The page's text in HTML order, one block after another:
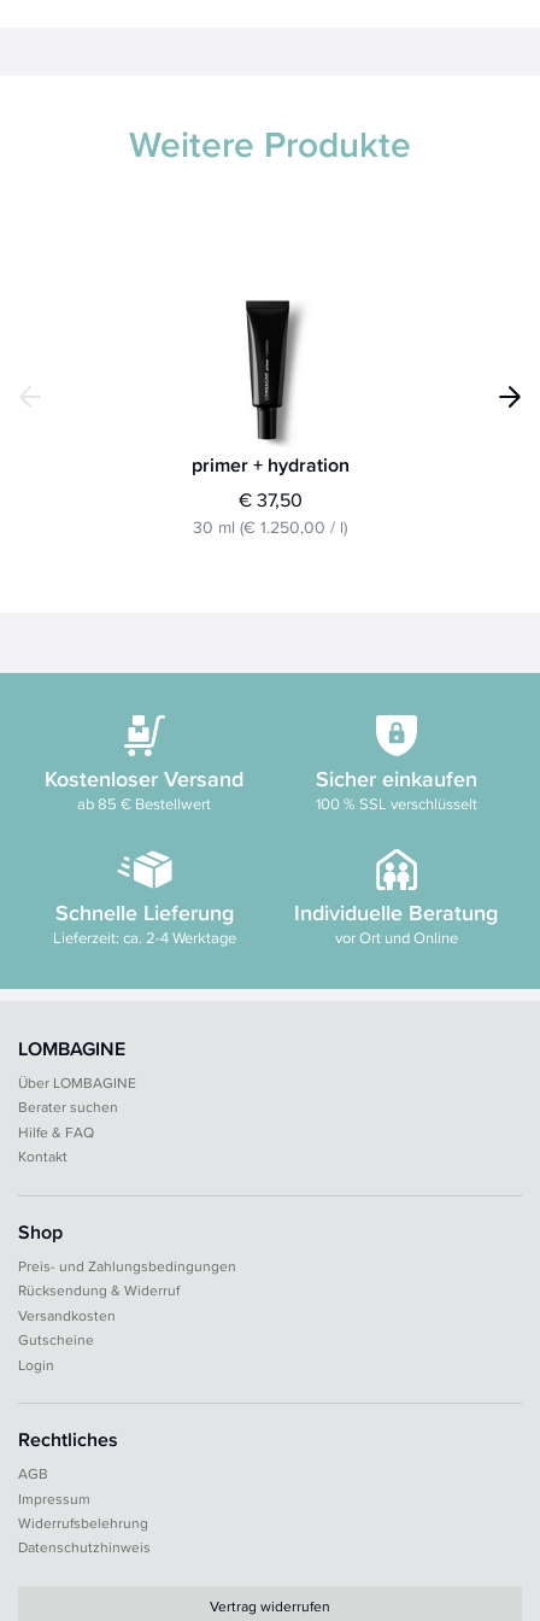
Weitere Produkte
primer + hydration
€ 37,50
30 ml (€ 1.250,00 / l)
Kostenloser Versand
ab 85 € Bestellwert
Sicher einkaufen
100 % SSL verschlüsselt
Schnelle Lieferung
Lieferzeit: ca. 2-4 Werktage
Individuelle Beratung
vor Ort und Online
LOMBAGINE
Über LOMBAGINE
Berater suchen
Hilfe & FAQ
Kontakt
Shop
Preis- und Zahlungsbedingungen
Rücksendung & Widerruf
Versandkosten
Gutscheine
Login
Rechtliches
AGB
Impressum
Widerrufsbelehrung
Datenschutzhinweis
Vertrag widerrufen